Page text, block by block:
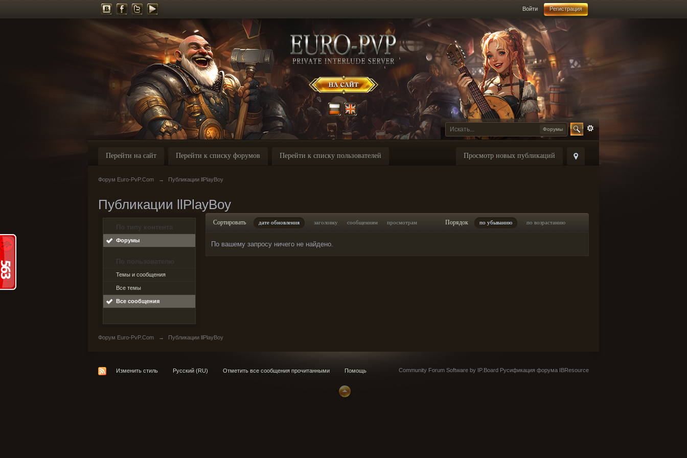
Войти Регистрация
Форумы
Просмотр новых публикаций
Перейти на сайт Перейти к списку форумов Перейти к списку пользователей
Форум Euro-PvP.Com → Публикации llPlayBoy
Публикации llPlayBoy
По типу контента
Форумы
По пользователю
Темы и сообщения
Все темы
Все сообщения
Сортировать дате обновления заголовку сообщениям просмотрам Порядок по убыванию по возрастанию
По вашему запросу ничего не найдено.
Форум Euro-PvP.Com → Публикации llPlayBoy
Изменить стиль Русский (RU) Отметить все сообщения прочитанными Помощь Community Forum Software by IP.Board Русификация форума IBResource